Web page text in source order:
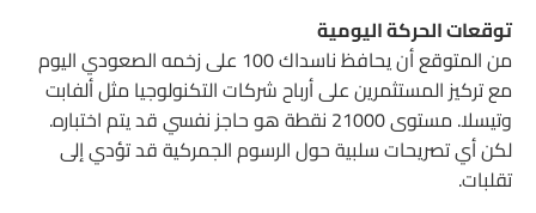
توقعات الحركة اليومية
من المتوقع أن يحافظ ناسداك 100 على زخمه الصعودي اليوم
مع تركيز المستثمرين على أرباح شركات التكنولوجيا مثل ألفابت
وتيسلا. مستوى 21000 نقطة هو حاجز نفسي قد يتم اختباره.
لكن أي تصريحات سلبية حول الرسوم الجمركية قد تؤدي إلى
تقلبات.